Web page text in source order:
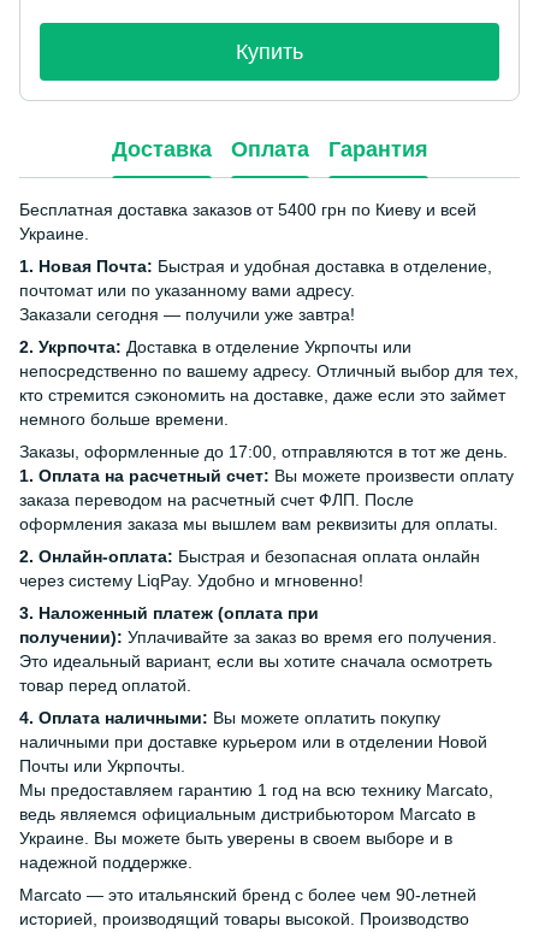
Купить
Доставка Оплата Гарантия
Бесплатная доставка заказов от 5400 грн по Киеву и всей
Украине.
1. Новая Почта: Быстрая и удобная доставка в отделение,
почтомат или по указанному вами адресу.
Заказали сегодня — получили уже завтра!
2. Укрпочта: Доставка в отделение Укрпочты или
непосредственно по вашему адресу. Отличный выбор для тех,
кто стремится сэкономить на доставке, даже если это займет
немного больше времени.
Заказы, оформленные до 17:00, отправляются в тот же день.
1. Оплата на расчетный счет: Вы можете произвести оплату
заказа переводом на расчетный счет ФЛП. После
оформления заказа мы вышлем вам реквизиты для оплаты.
2. Онлайн-оплата: Быстрая и безопасная оплата онлайн
через систему LiqPay. Удобно и мгновенно!
3. Наложенный платеж (оплата при
получении): Уплачивайте за заказ во время его получения.
Это идеальный вариант, если вы хотите сначала осмотреть
товар перед оплатой.
4. Оплата наличными: Вы можете оплатить покупку
наличными при доставке курьером или в отделении Новой
Почты или Укрпочты.
Мы предоставляем гарантию 1 год на всю технику Marcato,
ведь являемся официальным дистрибьютором Marcato в
Украине. Вы можете быть уверены в своем выборе и в
надежной поддержке.
Marcato — это итальянский бренд с более чем 90-летней
историей, производящий товары высокой. Производство